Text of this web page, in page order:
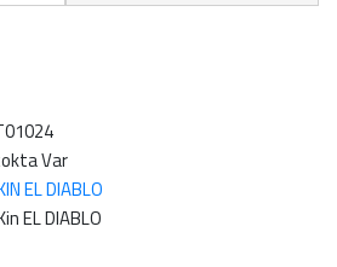
Var
EL DIABLO
EL DIABLO